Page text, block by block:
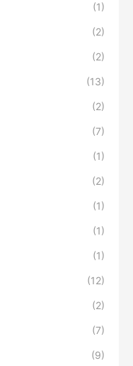
(1)
(2)
(2)
(13)
(2)
(7)
(1)
(2)
(1)
(1)
(1)
(12)
(2)
(7)
(9)